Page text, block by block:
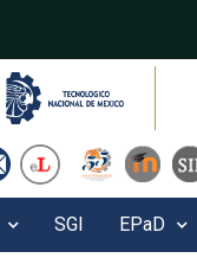
SGI EPaD